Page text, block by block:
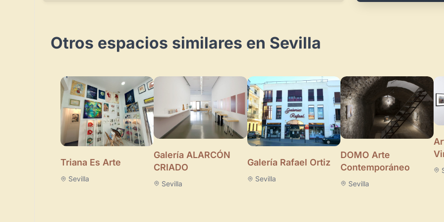
Otros espacios similares en Sevilla
Triana Es Arte
Sevilla
Galería ALARCÓN
CRIADO
Sevilla
Galería Rafael Ortiz
Sevilla
DOMO Arte
Contemporáneo
Sevilla